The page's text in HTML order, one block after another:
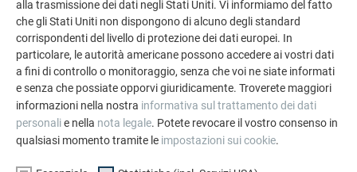
Sostituzione di una
tegola R.16
Zona di posa
alla trasmissione dei dati negli Stati Uniti. Vi informiamo del fatto
che gli Stati Uniti non dispongono di alcuno degli standard
corrispondenti del livello di protezione dei dati europei. In
particolare, le autorità americane possono accedere ai vostri dati
a fini di controllo o monitoraggio, senza che voi ne siate informati
e senza che possiate opporvi giuridicamente. Troverete maggiori
informazioni nella nostra informativa sul trattamento dei dati
personalie nella nota legale. Potete revocare il vostro consenso in
qualsiasi momento tramite le impostazioni sui cookie.